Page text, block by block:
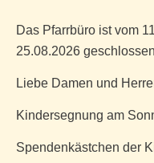
Das Pfarrbüro ist vom
25.08.2026
Liebe Damen und
Kindersegnung am
Spendenkästchen der